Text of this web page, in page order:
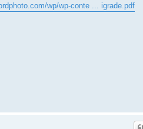
wp/wp-conte ... igrade.pdf